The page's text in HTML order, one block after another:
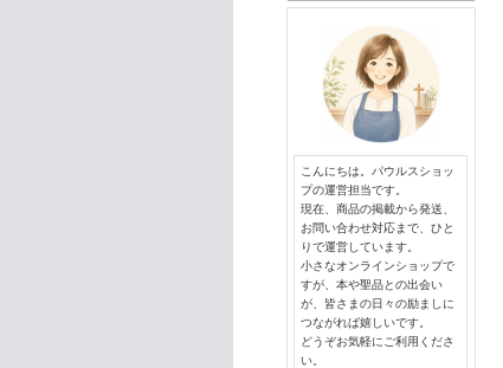
こんにちは。パウルスショッ
プの運営担当です。
現在、商品の掲載から発送、
お問い合わせ対応まで、ひと
りで運営しています。
小さなオンラインショップで
すが、本や聖品との出会い
が、皆さまの日々の励ましに
つながれば嬉しいです。
どうぞお気軽にご利用くださ
い。